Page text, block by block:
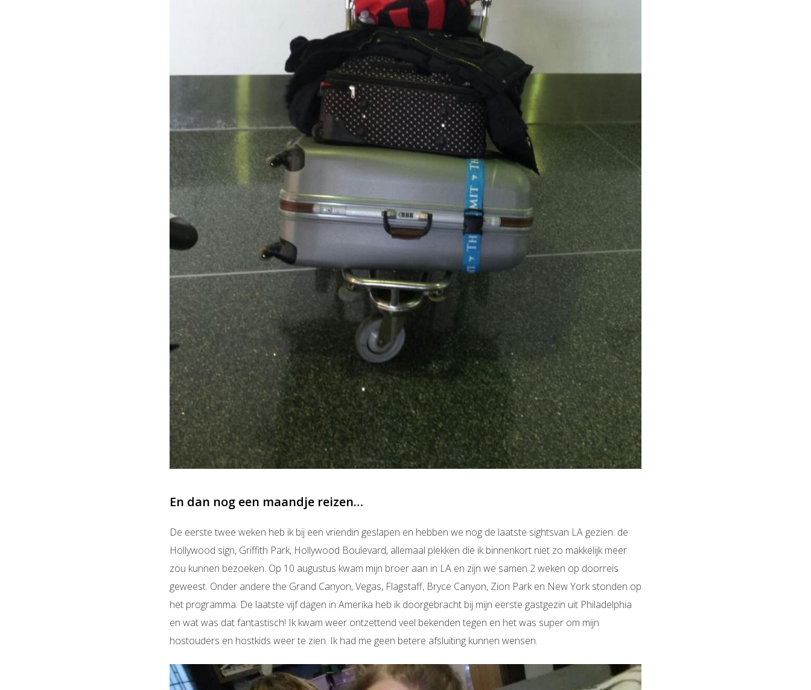
En dan nog een maandje reizen…
De eerste twee weken heb ik bij een vriendin geslapen en hebben we nog de laatste sightsvan LA gezien: de
Hollywood sign, Griffith Park, Hollywood Boulevard, allemaal plekken die ik binnenkort niet zo makkelijk meer
zou kunnen bezoeken. Op 10 augustus kwam mijn broer aan in LA en zijn we samen 2 weken op doorreis
geweest. Onder andere the Grand Canyon, Vegas, Flagstaff, Bryce Canyon, Zion Park en New York stonden op
het programma. De laatste vijf dagen in Amerika heb ik doorgebracht bij mijn eerste gastgezin uit Philadelphia
en wat was dat fantastisch! Ik kwam weer ontzettend veel bekenden tegen en het was super om mijn
hostouders en hostkids weer te zien. Ik had me geen betere afsluiting kunnen wensen.